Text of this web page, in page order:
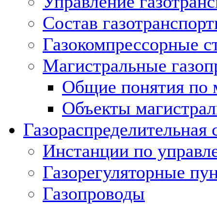
Состав
Газокомпрессорные
Магистральные
Общие понятия по
Объекты
Газораспределительная
Инстанции по
Газорегуляторные
Газопроводы